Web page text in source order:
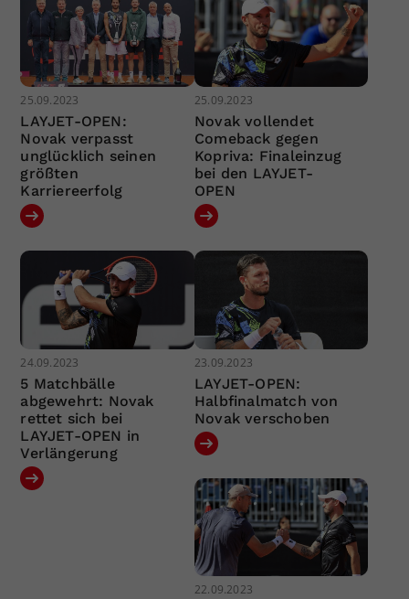
25.09.2023
LAYJET-OPEN:
Novak verpasst
unglücklich seinen
größten
Karriereerfolg
25.09.2023
Novak vollendet
Comeback gegen
Kopriva: Finaleinzug
bei den LAYJET-
OPEN
24.09.2023
5 Matchbälle
abgewehrt: Novak
rettet sich bei
LAYJET-OPEN in
Verlängerung
23.09.2023
LAYJET-OPEN:
Halbfinalmatch von
Novak verschoben
22.09.2023